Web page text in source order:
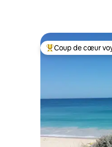
Coups de cœur
Coup de cœur